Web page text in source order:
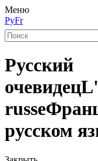
Меню
РуFr
Русский
очевидец
russe
русском